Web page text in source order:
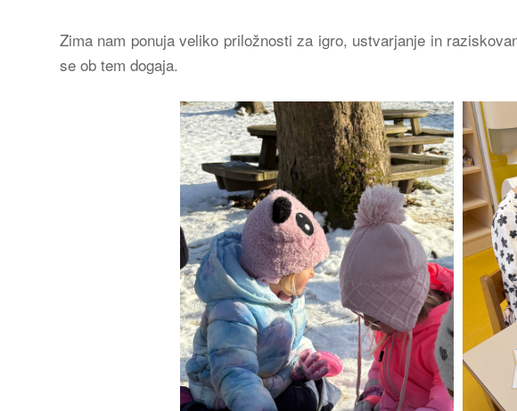
Zima nam ponuja veliko priložnosti za igro, ustvarjanje in
se ob tem dogaja.